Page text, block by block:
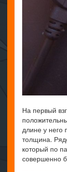
На первый
длине у него
толщина.
который по
совершенно